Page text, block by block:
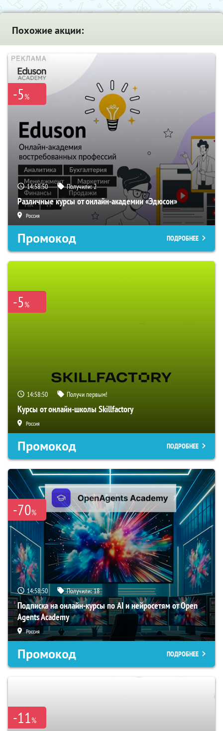
Похожие акции:
-5%
14:58:49 Получили:2
Различные курсы от онлайн-академии «Эдюсон»
Россия
Промокод ПОДРОБНЕЕ
-5%
14:58:49 Получи первым!
Курсы от онлайн-школы Skillfactory
Россия
Промокод ПОДРОБНЕЕ
-70%
14:58:49 Получили:18
Подписка на онлайн-курсы по AI и нейросетям от Open
Agents Academy
Россия
Промокод ПОДРОБНЕЕ
-11%